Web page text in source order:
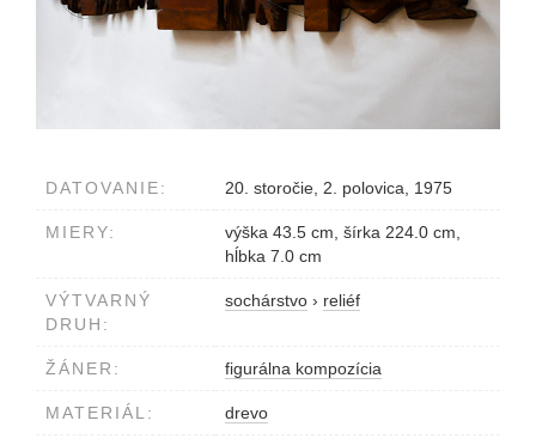
DATOVANIE: 20. storočie, 2. polovica, 1975
MIERY:
výška 43.5 cm, šírka 224.0 cm,
hĺbka 7.0 cm
VÝTVARNÝ
DRUH:
sochárstvo › reliéf
ŽÁNER: figurálna kompozícia
MATERIÁL: drevo